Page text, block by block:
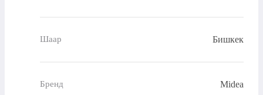
Шаар Бишкек
Бренд Midea